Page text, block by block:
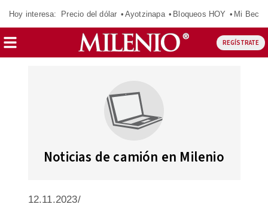
Hoy interesa: Precio del dólar Ayotzinapa Bloqueos HOY Mi Beca
REGÍSTRATE
Noticias de camión en Milenio
12.11.2023/